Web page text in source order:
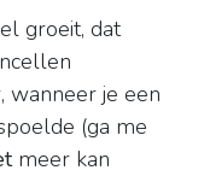
groeit, dat
wanneer je een
(ga me
meer kan